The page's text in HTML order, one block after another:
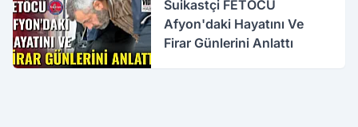
Suikastçi FETÖCÜ
Afyon'daki Hayatını Ve
Firar Günlerini Anlattı